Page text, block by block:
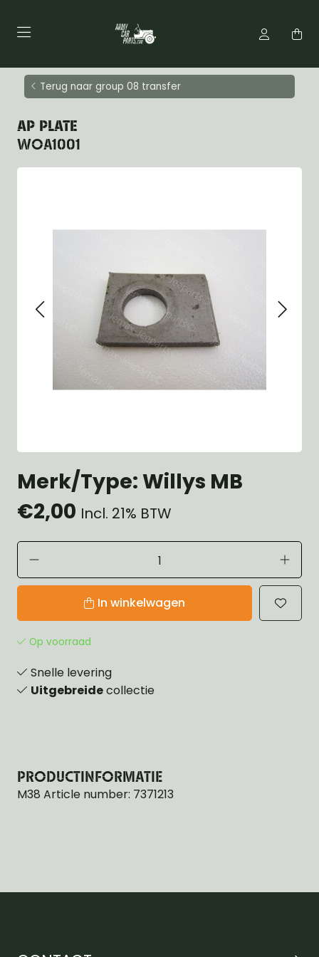
Terug naar group 08 transfer
AP PLATE
WOA1001
Merk/Type: Willys MB
€2,00 Incl. 21% BTW
In winkelwagen
Op voorraad
Snelle levering
Uitgebreidecollectie
PRODUCTINFORMATIE
M38 Article number: 7371213